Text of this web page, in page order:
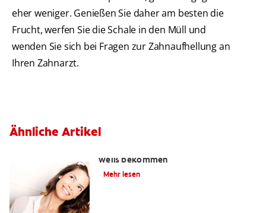
eher weniger. Genießen Sie daher am besten die
Frucht, werfen Sie die Schale in den Müll und
wenden Sie sich bei Fragen zur Zahnaufhellung an
Ihren Zahnarzt.
Ähnliche Artikel
weiß bekommen
Mehr lesen